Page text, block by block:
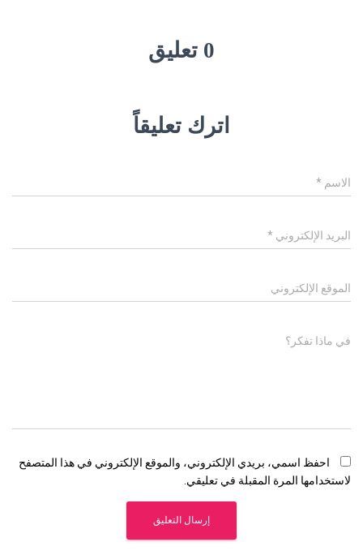
0 تعليق
اترك تعليقاً
الاسم *
البريد الإلكتروني *
الموقع الإلكتروني
في ماذا تفكر؟
احفظ اسمي، بريدي الإلكتروني، والموقع الإلكتروني في هذا المتصفح
لاستخدامها المرة المقبلة في تعليقي.